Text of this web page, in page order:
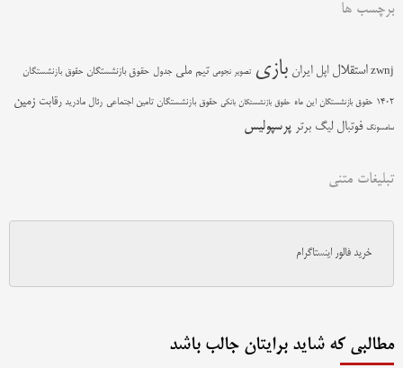
برچسب ها
zwnj استقلال اپل ایران بازی تصویر نجومی تیم ملی جدول حقوق بازنشستگان حقوق بازنشستگان
1402 حقوق بازنشستگان این ماه حقوق بازنشستگان بانکی حقوق بازنشستگان تامین اجتماعی رئال مادرید رقابت زمین
سامسونگ فوتبال لیگ برتر پرسپولیس
تبلیغات متنی
خرید فالور اینستاگرام
مطالبی که شاید برایتان جالب باشد